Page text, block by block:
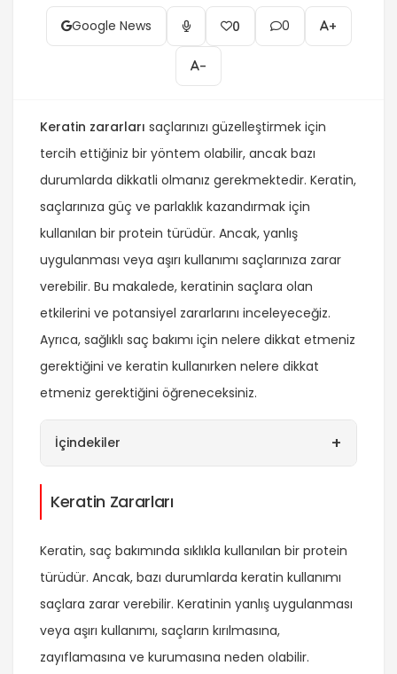
Google News 0 0 +
-
Keratin zararları saçlarınızı güzelleştirmek için
tercih ettiğiniz bir yöntem olabilir, ancak bazı
durumlarda dikkatli olmanız gerekmektedir. Keratin,
saçlarınıza güç ve parlaklık kazandırmak için
kullanılan bir protein türüdür. Ancak, yanlış
uygulanması veya aşırı kullanımı saçlarınıza zarar
verebilir. Bu makalede, keratinin saçlara olan
etkilerini ve potansiyel zararlarını inceleyeceğiz.
Ayrıca, sağlıklı saç bakımı için nelere dikkat etmeniz
gerektiğini ve keratin kullanırken nelere dikkat
etmeniz gerektiğini öğreneceksiniz.
İçindekiler +
Keratin Zararları
Keratin, saç bakımında sıklıkla kullanılan bir protein
türüdür. Ancak, bazı durumlarda keratin kullanımı
saçlara zarar verebilir. Keratinin yanlış uygulanması
veya aşırı kullanımı, saçların kırılmasına,
zayıflamasına ve kurumasına neden olabilir.